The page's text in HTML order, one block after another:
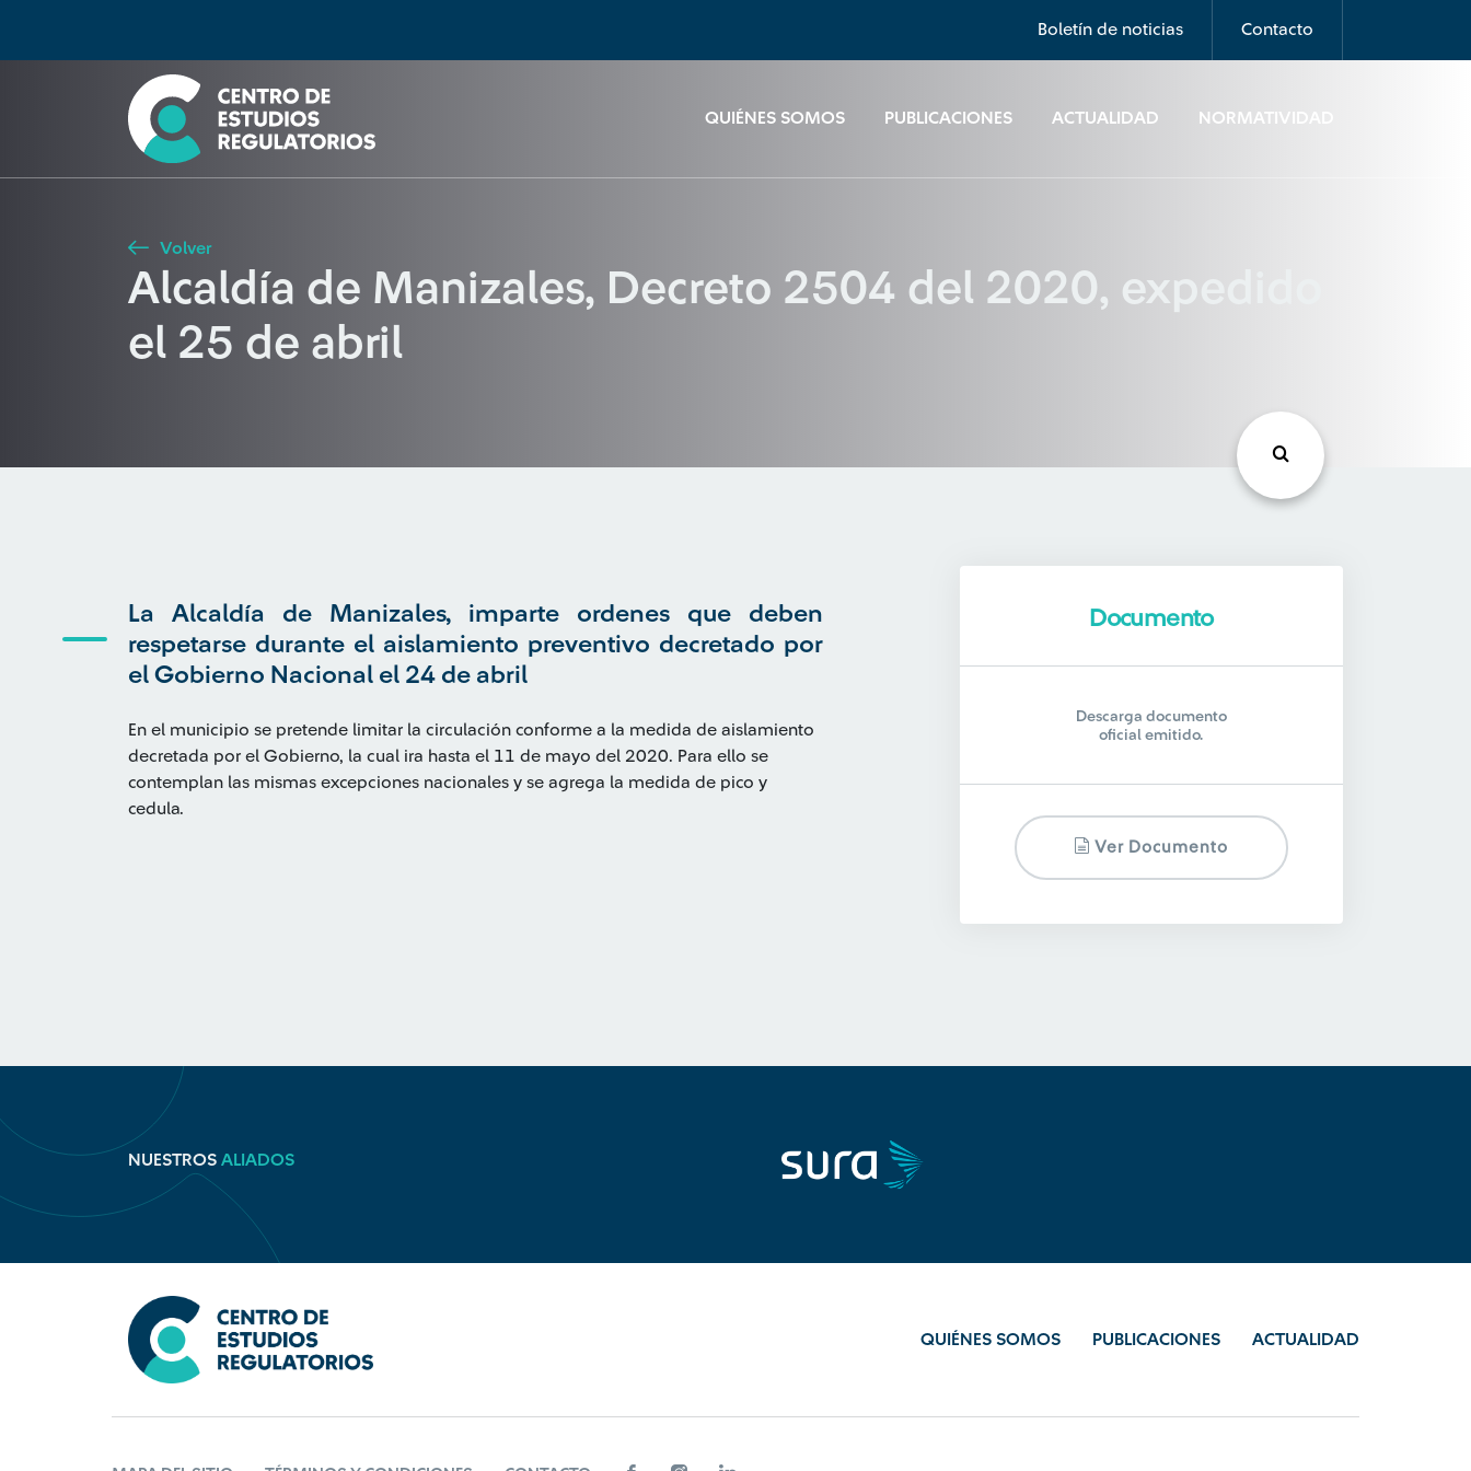
Boletín de noticias Contacto
QUIÉNES SOMOS PUBLICACIONES ACTUALIDAD NORMATIVIDAD
Seleccione país
Buscar
Volver
Alcaldía de Manizales, Decreto 2504 del 2020, expedido
el 25 de abril
La Alcaldía de Manizales, imparte ordenes que deben
respetarse durante el aislamiento preventivo decretado por
el Gobierno Nacional el 24 de abril
En el municipio se pretende limitar la circulación conforme a la medida de aislamiento
decretada por el Gobierno, la cual ira hasta el 11 de mayo del 2020. Para ello se
contemplan las mismas excepciones nacionales y se agrega la medida de pico y
cedula.
Documento
Descarga documento
oficial emitido.
Ver Documento
NUESTROS ALIADOS
QUIÉNES SOMOS PUBLICACIONES ACTUALIDAD